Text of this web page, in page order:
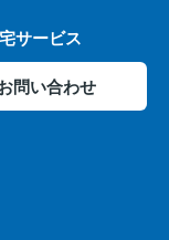
サービス
問い合わせ